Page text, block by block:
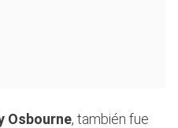
Osbourne, también fue